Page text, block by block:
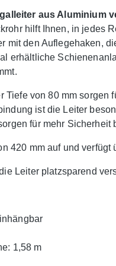
aus Aluminium
hilft Ihnen, in jedes
mit den Auflegehaken,
erhältliche
Tiefe von 80 mm sorgen
ist die Leiter
für mehr Sicherheit
420 mm auf und
Leiter platzsparend
1,58 m